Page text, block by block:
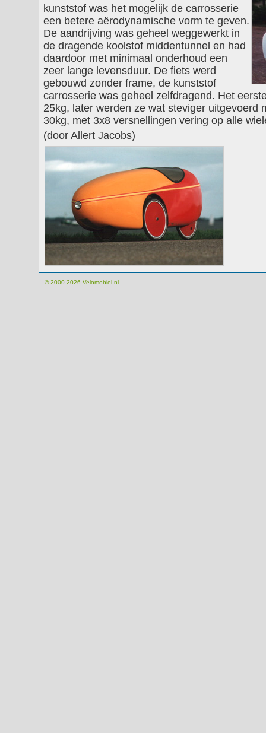
kunststof was het mogelijk de carrosserie
een betere aërodynamische vorm te geven.
De aandrijving was geheel weggewerkt in
de dragende koolstof middentunnel en had
daardoor met minimaal onderhoud een
zeer lange levensduur. De fiets werd
gebouwd zonder frame, de kunststof
carrosserie was geheel zelfdragend. Het
25kg, later werden ze wat steviger uitgevoerd
30kg, met 3x8 versnellingen vering op alle
(door Allert Jacobs)
© 2000-2026 Velomobiel.nl